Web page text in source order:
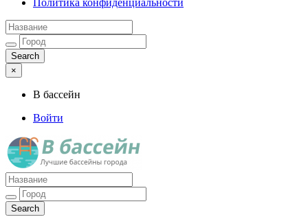
Политика конфиденциальности
×
В бассейн
Войти
Лучшие бассейны города